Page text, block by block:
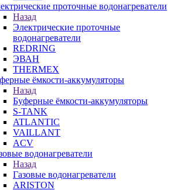
проточные водонагреватели
Назад
Электрические проточные
водонагреватели
REDRING
ЭВАН
THERMEX
ёмкости-аккумуляторы
Назад
Буферные ёмкости-аккумуляторы
S-TANK
ATLANTIC
VAILLANT
ACV
водонагреватели
Назад
Газовые водонагреватели
ARISTON